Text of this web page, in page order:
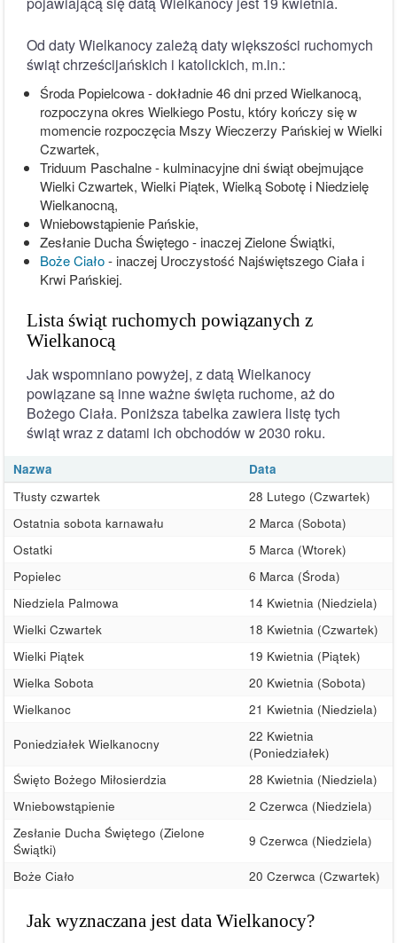
Od daty Wielkanocy zależą daty większości ruchomych
świąt chrześcijańskich i katolickich, m.in.:
Środa Popielcowa - dokładnie 46 dni przed Wielkanocą,
rozpoczyna okres Wielkiego Postu, który kończy się w
momencie rozpoczęcia Mszy Wieczerzy Pańskiej w Wielki
Czwartek,
Triduum Paschalne - kulminacyjne dni świąt obejmujące
Wielki Czwartek, Wielki Piątek, Wielką Sobotę i Niedzielę
Wielkanocną,
Wniebowstąpienie Pańskie,
Zesłanie Ducha Świętego - inaczej Zielone Świątki,
Boże Ciało- inaczej Uroczystość Najświętszego Ciała i
Krwi Pańskiej.
Lista świąt ruchomych powiązanych z
Wielkanocą
Jak wspomniano powyżej, z datą Wielkanocy
powiązane są inne ważne święta ruchome, aż do
Bożego Ciała. Poniższa tabelka zawiera listę tych
świąt wraz z datami ich obchodów w 2030 roku.
Nazwa
Data
Tłusty czwartek
28 Lutego (Czwartek)
Ostatnia sobota karnawału
2 Marca (Sobota)
Ostatki
5 Marca (Wtorek)
Popielec
6 Marca (Środa)
Niedziela Palmowa
14 Kwietnia (Niedziela)
Wielki Czwartek
18 Kwietnia (Czwartek)
Wielki Piątek
19 Kwietnia (Piątek)
Wielka Sobota
20 Kwietnia (Sobota)
Wielkanoc
21 Kwietnia (Niedziela)
Poniedziałek Wielkanocny
22 Kwietnia
(Poniedziałek)
Święto Bożego Miłosierdzia
28 Kwietnia (Niedziela)
Wniebowstąpienie
2 Czerwca (Niedziela)
Zesłanie Ducha Świętego (Zielone
Świątki)
9 Czerwca (Niedziela)
Boże Ciało 20 Czerwca (Czwartek)
Jak wyznaczana jest data Wielkanocy?